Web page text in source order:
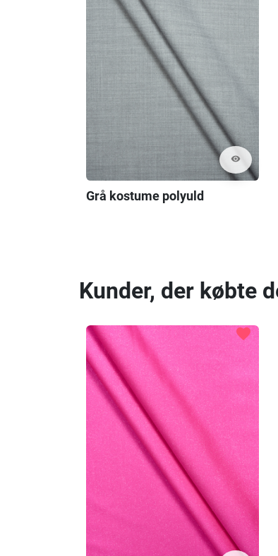
visibility
Grå kostume polyuld
Kunder, der købte
favorite